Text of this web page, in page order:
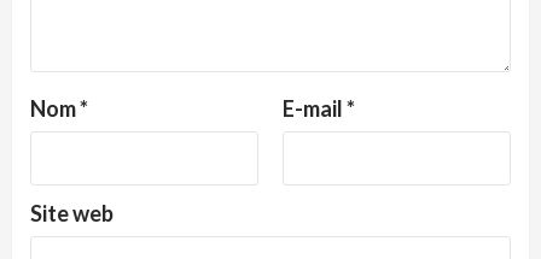
Nom* E-mail*
Site web